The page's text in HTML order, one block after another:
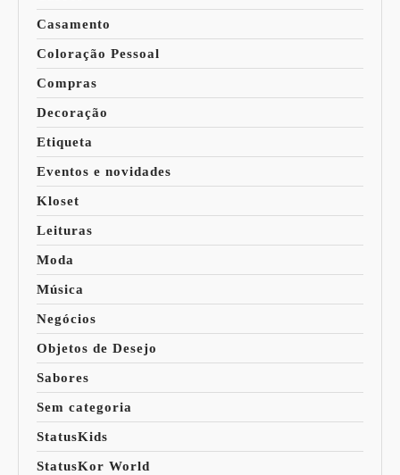
Casamento
Coloração Pessoal
Compras
Decoração
Etiqueta
Eventos e novidades
Kloset
Leituras
Moda
Música
Negócios
Objetos de Desejo
Sabores
Sem categoria
StatusKids
StatusKor World